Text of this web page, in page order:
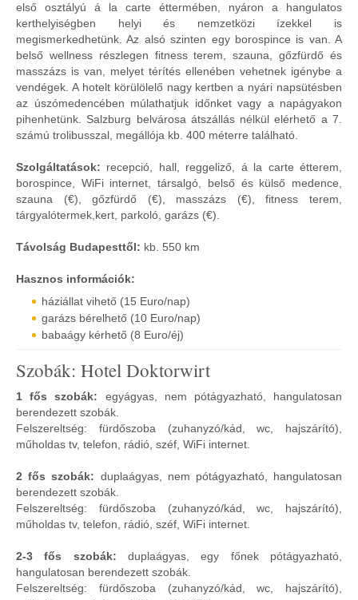
első osztályú á la carte éttermében, nyáron a hangulatos
kerthelyiségben helyi és nemzetközi ízekkel is
megismerkedhetünk. Az alsó szinten egy borospince is van. A
belső wellness részlegen fitness terem, szauna, gőzfürdő és
masszázs is van, melyet térítés ellenében vehetnek igénybe a
vendégek. A hotelt körülölelő nagy kertben a nyári napsütésben
az úszómedencében múlathatjuk időnket vagy a napágyakon
pihenhetünk. Salzburg belvárosa átszállás nélkül elérhető a 7.
számú trolibusszal, megállója kb. 400 méterre található.
Szolgáltatások: recepció, hall, reggeliző, á la carte étterem,
borospince, WiFi internet, társalgó, belső és külső medence,
szauna (€), gőzfürdő (€), masszázs (€), fitness terem,
tárgyalótermek,kert, parkoló, garázs (€).
Távolság Budapesttől: kb. 550 km
Hasznos információk:
háziállat vihető (15 Euro/nap)
garázs bérelhető (10 Euro/nap)
babaágy kérhető (8 Euro/éj)
Szobák: Hotel Doktorwirt
1 fős szobák: egyágyas, nem pótágyazható, hangulatosan
berendezett szobák.
Felszereltség: fürdőszoba (zuhanyzó/kád, wc, hajszárító),
műholdas tv, telefon, rádió, széf, WiFi internet.
2 fős szobák: duplaágyas, nem pótágyazható, hangulatosan
berendezett szobák.
Felszereltség: fürdőszoba (zuhanyzó/kád, wc, hajszárító),
műholdas tv, telefon, rádió, széf, WiFi internet.
2-3 fős szobák: duplaágyas, egy főnek pótágyazható,
hangulatosan berendezett szobák.
Felszereltség: fürdőszoba (zuhanyzó/kád, wc, hajszárító),